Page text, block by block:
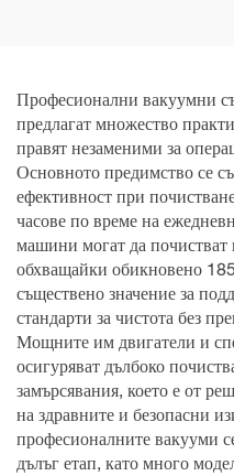
Професионални вакуумни
предлагат множество
правят незаменими за
Основното предимство се
ефективност при
часове по време на
машини могат да
обхващайки обикновено
съществено значение за
стандарти за чистота без
Мощните им двигатели и
осигуряват дълбоко
замърсявания, което е от
на здравните и безопасни
професионалните вакууми
дълъг етап, като много